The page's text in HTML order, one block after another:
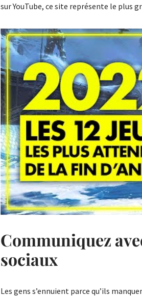
sur YouTube, ce site représente le plus
Communiquez
sociaux
Les gens s’ennuient parce qu’ils